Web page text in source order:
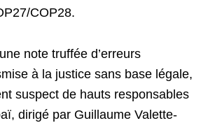
COP28.
note truffée d’erreurs
à la justice sans base légale,
suspect de hauts responsables
dirigé par Guillaume Valette-